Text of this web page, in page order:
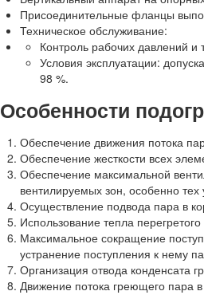
Присоединительные фланцы
Техническое обслуживание:
Контроль рабочих давлений и
Условия эксплуатации:
98 %.
Особенности
Обеспечение движения потока
Обеспечение жесткости всех
Обеспечение максимальной
вентилируемых зон, особенно
Осуществление подвода пара в
Использование тепла
Максимальное сокращение
устранение поступления к нему
Организация отвода конденсата
Движение потока греющего пара